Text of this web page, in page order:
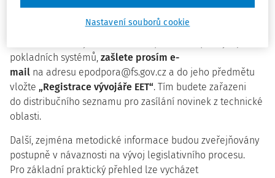
s odbornou veřejností. Pokud máte jako vývojáři zájem
pokladních systémů, zašlete prosím e-
mail na adresu epodpora@fs.gov.cz a do jeho předmětu
vložte „Registrace vývojáře EET“. Tím budete zařazeni
do distribučního seznamu pro zasílání novinek z technické
oblasti.
Další, zejména metodické informace budou zveřejňovány
postupně v návaznosti na vývoj legislativního procesu.
Pro základní praktický přehled lze vycházet
Nastavení souborů cookie